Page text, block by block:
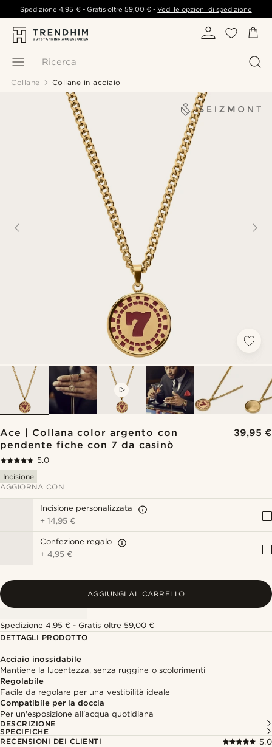
Ricerca
Spedizione4,95 €- Gratis oltre 59,00 € -Vedi le opzioni di spedizione
Collane Collane in acciaio
Ace | Collana color argento con
pendente fiche con 7 da casinò
39,95 €
5.0
Incisione
AGGIORNA CON
Incisione personalizzata
+14,95 €
Confezione regalo
+4,95 €
AGGIUNGI AL CARRELLO
Spedizione 4,95 € - Gratis oltre 59,00 €
DETTAGLI PRODOTTO
Acciaio inossidabile
Mantiene la lucentezza, senza ruggine o scolorimenti
Regolabile
Facile da regolare per una vestibilità ideale
Compatibile per la doccia
Per un'esposizione all'acqua quotidiana
DESCRIZIONE
SPECIFICHE
RECENSIONI DEI CLIENTI
5.0